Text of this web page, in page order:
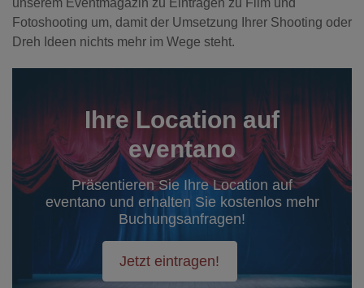
unserem Eventmagazin zu Einträgen zu Film und
Fotoshooting um, damit der Umsetzung Ihrer Shooting oder
Dreh Ideen nichts mehr im Wege steht.
Ihre Location auf
eventano
Präsentieren Sie Ihre Location auf
eventano und erhalten Sie kostenlos mehr
Buchungsanfragen!
Jetzt eintragen!